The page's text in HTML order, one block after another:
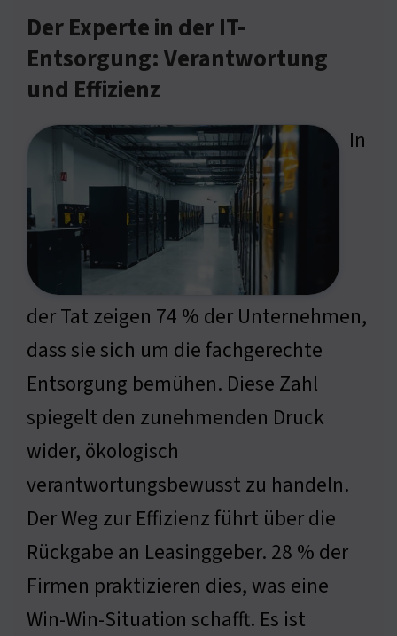
Der Experte in der IT-
Entsorgung: Verantwortung
und Effizienz
In
der Tat zeigen 74 % der Unternehmen,
dass sie sich um die fachgerechte
Entsorgung bemühen. Diese Zahl
spiegelt den zunehmenden Druck
wider, ökologisch
verantwortungsbewusst zu handeln.
Der Weg zur Effizienz führt über die
Rückgabe an Leasinggeber. 28 % der
Firmen praktizieren dies, was eine
Win-Win-Situation schafft. Es ist